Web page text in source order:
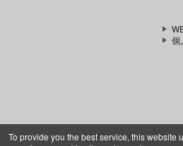
To provide you the best service, this website
個